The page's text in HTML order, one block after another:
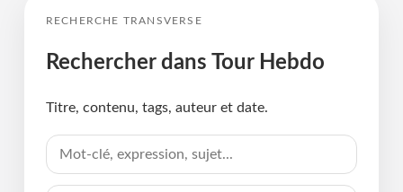
RECHERCHE TRANSVERSE
Rechercher dans Tour Hebdo
Titre, contenu, tags, auteur et date.